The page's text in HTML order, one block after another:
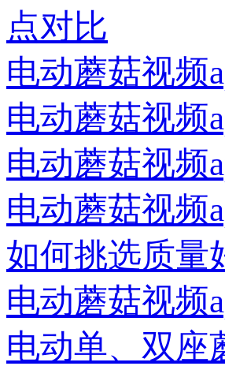
点对比
电动蘑菇视频
电动蘑菇视频
电动蘑菇视频
电动蘑菇视频
如何挑选质量
电动蘑菇视频
电动单、